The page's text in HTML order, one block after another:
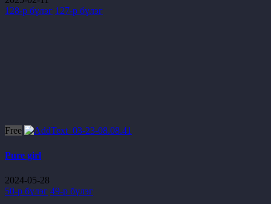
128-р бүлэг 127-р бүлэг
Free
Pure girl
2024-05-28
50-р бүлэг 49-р бүлэг